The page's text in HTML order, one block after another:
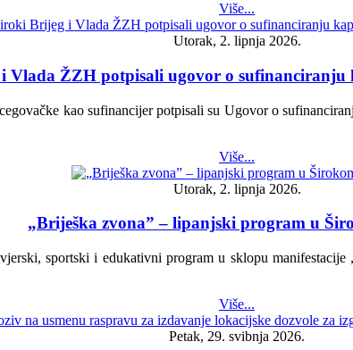
Više...
Utorak, 2. lipnja 2026.
Vlada ŽZH potpisali ugovor o
kao sufinancijer potpisali su Ugovor o
Više...
Utorak, 2. lipnja 2026.
„Briješka zvona” – lipanjski program u
sportski i edukativni program u sklopu
Više...
Petak, 29. svibnja 2026.